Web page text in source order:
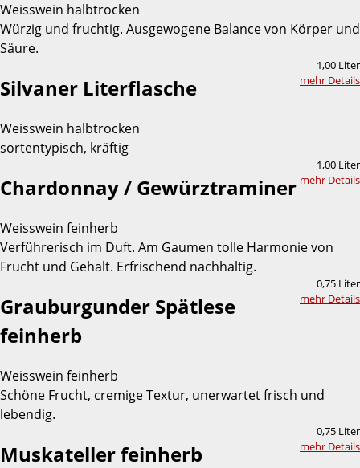
Weisswein halbtrocken
Würzig und fruchtig. Ausgewogene Balance von Körper und
Säure.
1,00 Liter
mehr Details
Silvaner Literflasche
Weisswein halbtrocken
sortentypisch, kräftig
1,00 Liter
mehr Details
Chardonnay / Gewürztraminer
Weisswein feinherb
Verführerisch im Duft. Am Gaumen tolle Harmonie von
Frucht und Gehalt. Erfrischend nachhaltig.
0,75 Liter
mehr Details
Grauburgunder Spätlese
feinherb
Weisswein feinherb
Schöne Frucht, cremige Textur, unerwartet frisch und
lebendig.
0,75 Liter
mehr Details
Muskateller feinherb